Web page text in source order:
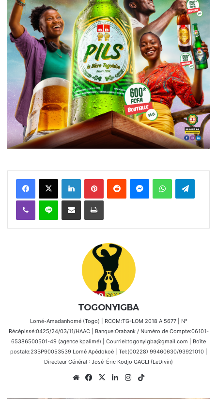
FacebookX Linkedin PinterestReddit MessengerWhatsAppTelegram
Viber Ligne Partager par email Imprimer
TOGONYIGBA
Lomé-Amadanhomé (Togo) | RCCM:TG-LOM 2018 A 5677 | N°
Récépissé:0425/24/03/11/HAAC | Banque:Orabank / Numéro de Compte:06101-
65386500501-49 (agence kpalimé) | Courriel:togonyigba@gmail.com | Boîte
postale:23BP90053539 Lomé Apédokoè | Tel:(00228) 99460630/93921010 |
Directeur Général : José-Éric Kodjo GAGLI (LeDivin)
WebsiteFacebook
X LinkedinInstagram